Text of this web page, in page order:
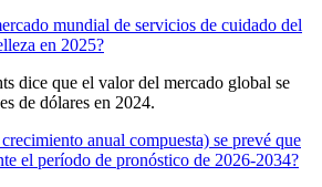
mundial de servicios de cuidado del
en 2025?
dice que el valor del mercado global se
de dólares en 2024.
anual compuesta) se prevé que
el período de pronóstico de 2026-2034?